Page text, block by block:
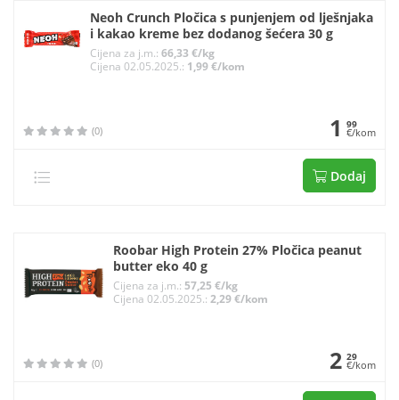
Neoh Crunch Pločica s punjenjem od lješnjaka
i kakao kreme bez dodanog šećera 30 g
Cijena za j.m.: 66,33 €/kg
Cijena 02.05.2025.: 1,99 €/kom
(0) 1 99
€/kom
Dodaj
Roobar High Protein 27% Pločica peanut
butter eko 40 g
Cijena za j.m.: 57,25 €/kg
Cijena 02.05.2025.: 2,29 €/kom
(0) 2 29
€/kom